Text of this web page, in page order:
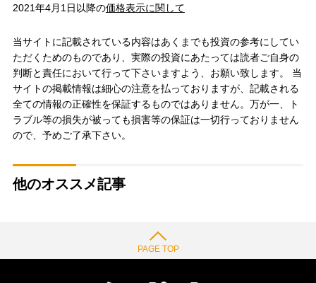
2021年4月1日以降の価格表示に関して
当サイトに記載されている内容はあくまでも投資の参考にしてい
ただくためのものであり、実際の投資にあたっては読者ご自身の
判断と責任において行って下さいますよう、お願い致します。 当
サイトの掲載情報は細心の注意を払っておりますが、記載される
全ての情報の正確性を保証するものではありません。万が一、ト
ラブル等の損失が被っても損害等の保証は一切行っておりません
ので、予めご了承下さい。
他のオススメ記事
PAGE TOP